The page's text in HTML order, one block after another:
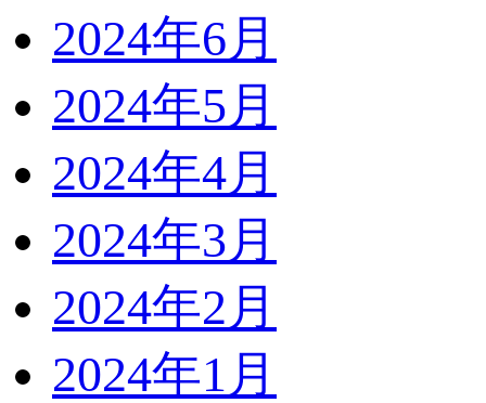
2024年6月
2024年5月
2024年4月
2024年3月
2024年2月
2024年1月